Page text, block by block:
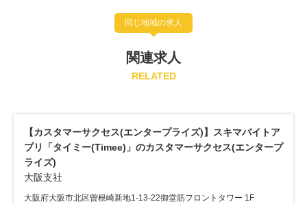
同じ地域の求人
関連求人
RELATED
【カスタマーサクセス(エンタープライズ)】スキマバイトア
プリ「タイミー(Timee)」のカスタマーサクセス(エンタープ
ライズ)
大阪支社
大阪府大阪市北区曽根崎新地1-13-22御堂筋フロントタワー 1F